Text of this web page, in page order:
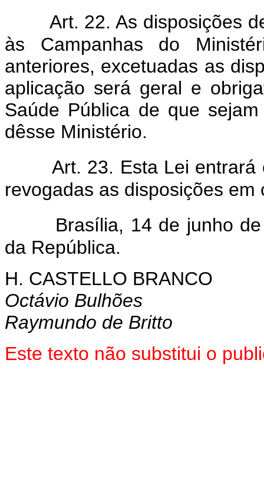
Art. 22. As disposições
às Campanhas do
anteriores, excetuadas as
aplicação será geral e
Saúde Pública de que
dêsse Ministério.
Art. 23. Esta Lei
revogadas as disposições em
Brasília, 14 de junho
da República.
H. CASTELLO BRANCO
Octávio Bulhões
Raymundo de Britto
Este texto não substitui o